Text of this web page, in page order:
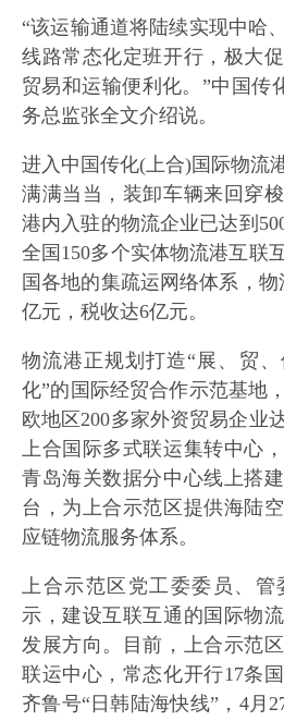
“该运输通道将陆续实现中哈
线路常态化定班开行，极大
贸易和运输便利化。”中国传
务总监张全文介绍说。
进入中国传化(上合)国际物流
满满当当，装卸车辆来回穿
港内入驻的物流企业已达到
全国150多个实体物流港互联
国各地的集疏运网络体系，
亿元，税收达6亿元。
物流港正规划打造“展、贸
化”的国际经贸合作示范基地
欧地区200多家外资贸易企业
上合国际多式联运集转中心
青岛海关数据分中心线上搭
台，为上合示范区提供海陆
应链物流服务体系。
上合示范区党工委委员、管
示，建设互联互通的国际物
发展方向。目前，上合示范
联运中心，常态化开行17条
齐鲁号“日韩陆海快线”，4月